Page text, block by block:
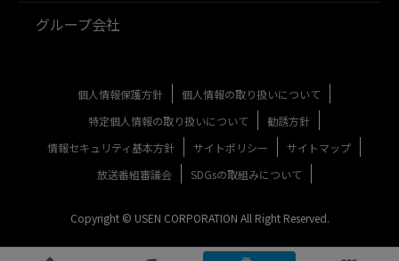
グループ会社
個人情報保護方針
個人情報の取り扱いについて
特定個人情報の取り扱いについて
勧誘方針
情報セキュリティ基本方針
サイトポリシー
サイトマップ
放送番組審議会
SDGsの取組みについて
Copyright © USEN CORPORATION All Right Reserved.